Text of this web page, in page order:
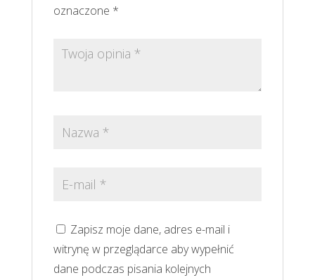
oznaczone *
Zapisz moje dane, adres e-mail i
witrynę w przeglądarce aby wypełnić
dane podczas pisania kolejnych